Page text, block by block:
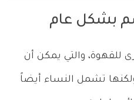
بشكل عام
للقهوة، والتي يمكن أن
تشمل النساء أيضاً